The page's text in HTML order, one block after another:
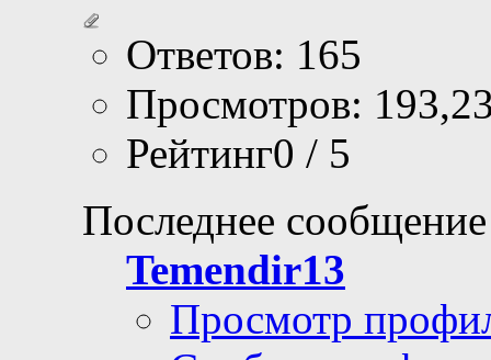
Ответов: 165
Просмотров:
Рейтинг0 / 5
Последнее
Temendir13
Просмотр